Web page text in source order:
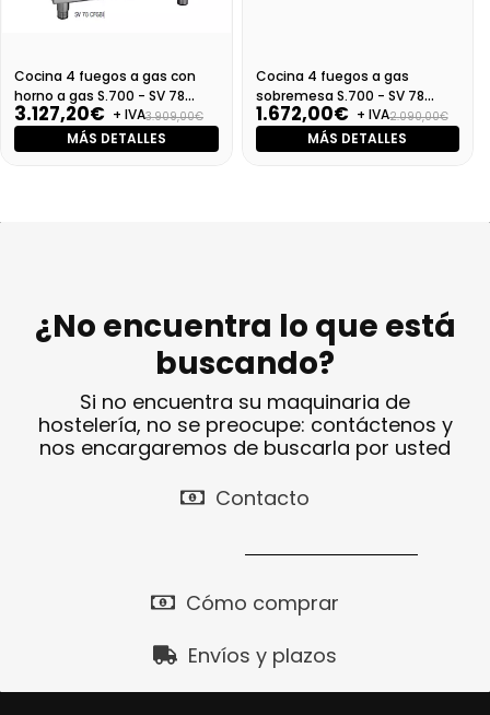
Cocina 4 fuegos a gas con
horno a gas S.700 - SV 78
CFGBI
3.127,20€ + IVA3.909,00€
MÁS DETALLES
Cocina 4 fuegos a gas
sobremesa S.700 - SV 78
PCBI-T
1.672,00€ + IVA2.090,00€
MÁS DETALLES
¿No encuentra lo que está
buscando?
Si no encuentra su maquinaria de
hostelería, no se preocupe: contáctenos y
nos encargaremos de buscarla por usted
Contacto
Cómo comprar
Envíos y plazos